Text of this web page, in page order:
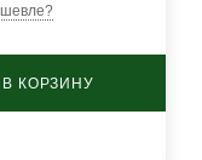
В КОРЗИНУ